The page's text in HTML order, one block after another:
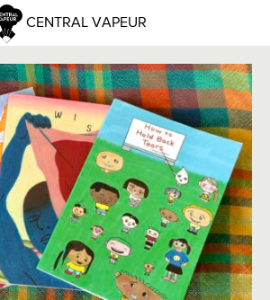
CENTRAL VAPEUR